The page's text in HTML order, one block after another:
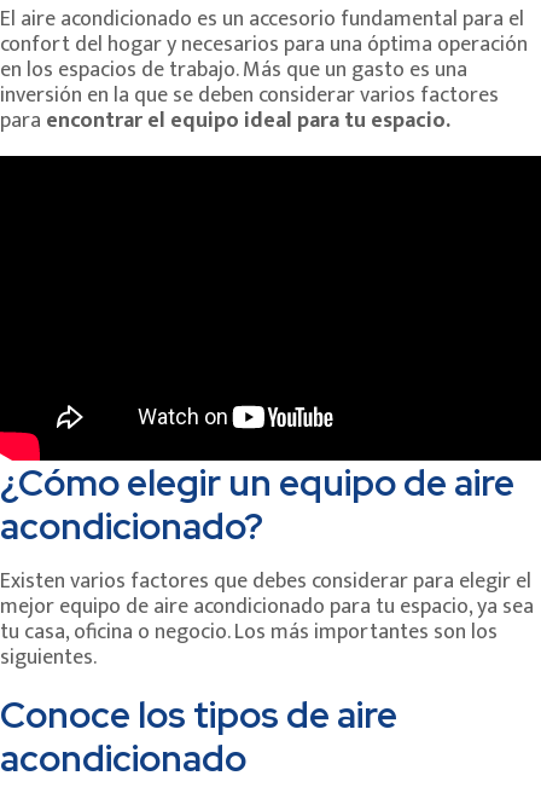
El aire acondicionado es un accesorio fundamental para el
confort del hogar y necesarios para una óptima operación
en los espacios de trabajo. Más que un gasto es una
inversión en la que se deben considerar varios factores
para encontrar el equipo ideal para tu espacio.
¿Cómo elegir un equipo de aire
acondicionado?
Existen varios factores que debes considerar para elegir el
mejor equipo de aire acondicionado para tu espacio, ya sea
tu casa, oficina o negocio. Los más importantes son los
siguientes.
Conoce los tipos de aire
acondicionado